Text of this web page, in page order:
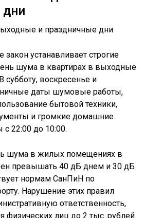
дни
устанавливает строгие
шума в квартирах в выходные
субботу, воскресенье и
даты шумовые работы,
бытовой техники,
и громкие домашние
22:00 до 10:00.
шума в жилых помещениях в
превышать 40 дБ днем и 30 дБ
нормам СанПиН по
Нарушение этих правил
ответственность,
лиц до 2 тыс. рублей